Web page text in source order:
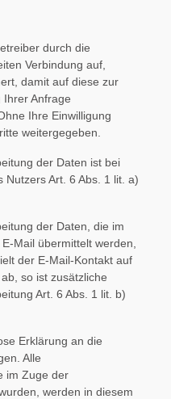
durch die
Verbindung auf,
damit auf diese zur
Ihrer Anfrage
Ihre Einwilligung
weitergegeben.
der Daten ist bei
Nutzers Art. 6 Abs. 1 lit. a)
der Daten, die im
Mail übermittelt werden,
der E-Mail-Kontakt auf
so ist zusätzliche
Art. 6 Abs. 1 lit. b)
Erklärung an die
Alle
im Zuge der
werden in diesem